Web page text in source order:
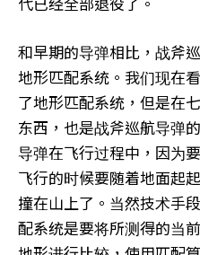
和早期的导弹相比，战斧
地形匹配系统。我们现在
了地形匹配系统，但是在
东西，也是战斧巡航导弹
导弹在飞行过程中，因为
飞行的时候要随着地面起
撞在山上了。当然技术手
配系统是要将所测得的当